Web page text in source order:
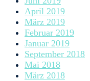
April 2019
März 2019
Februar 2019
Januar 2019
September 2018
Mai 2018
März 2018